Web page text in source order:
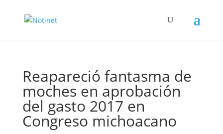
Reapareció fantasma de
moches en aprobación
del gasto 2017 en
Congreso michoacano